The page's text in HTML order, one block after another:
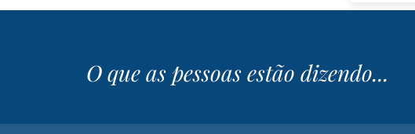
O que as pessoas estão dizendo...